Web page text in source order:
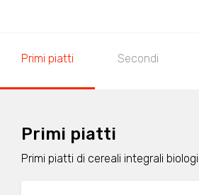
Primi piatti Secondi
Primi piatti
Primi piatti di cereali integrali